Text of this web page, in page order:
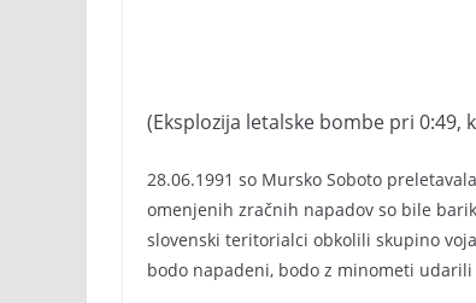
(Eksplozija letalske bombe pri 0:49,
28.06.1991 so Mursko Soboto
omenjenih zračnih napadov so bile
slovenski teritorialci obkolili skupino
bodo napadeni, bodo z minometi